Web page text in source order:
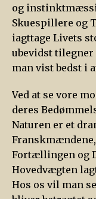
og
Skuespillere og
iagttage Livets
ubevidst tilegner
man vist bedst i
Ved at se vore
deres
Naturen er et
Fortællingen og
Hovedvægten
Hos os vil man